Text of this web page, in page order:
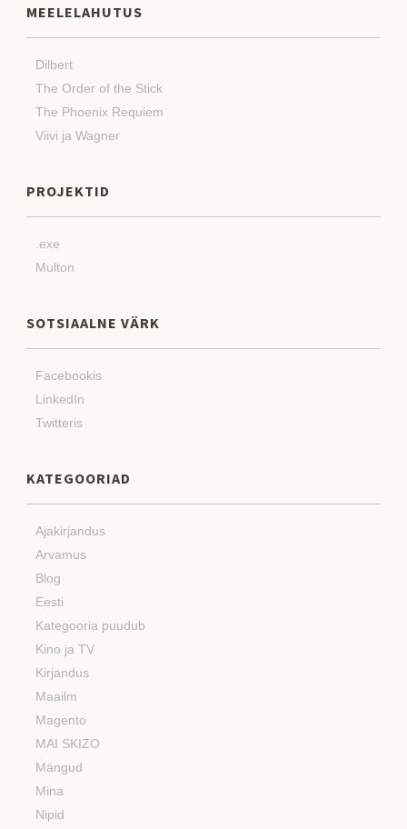
MEELELAHUTUS
Dilbert
The Order of the Stick
The Phoenix Requiem
Viivi ja Wagner
PROJEKTID
.exe
Multon
SOTSIAALNE VÄRK
Facebookis
LinkedIn
Twitteris
KATEGOORIAD
Ajakirjandus
Arvamus
Blog
Eesti
Kategooria puudub
Kino ja TV
Kirjandus
Maailm
Magento
MAI SKIZO
Mängud
Mina
Nipid